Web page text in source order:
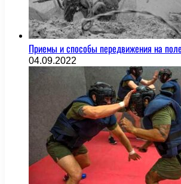
Приемы и способы передвижения на
04.09.2022